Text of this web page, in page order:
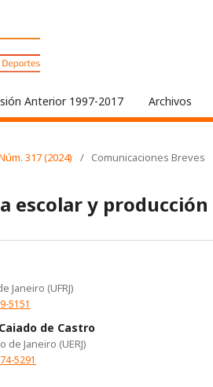
Anterior 1997-2017 Archivos
317 (2024) / Comunicaciones Breves
escolar y
Janeiro (UFRJ)
5151
de Castro
Janeiro (UERJ)
5291